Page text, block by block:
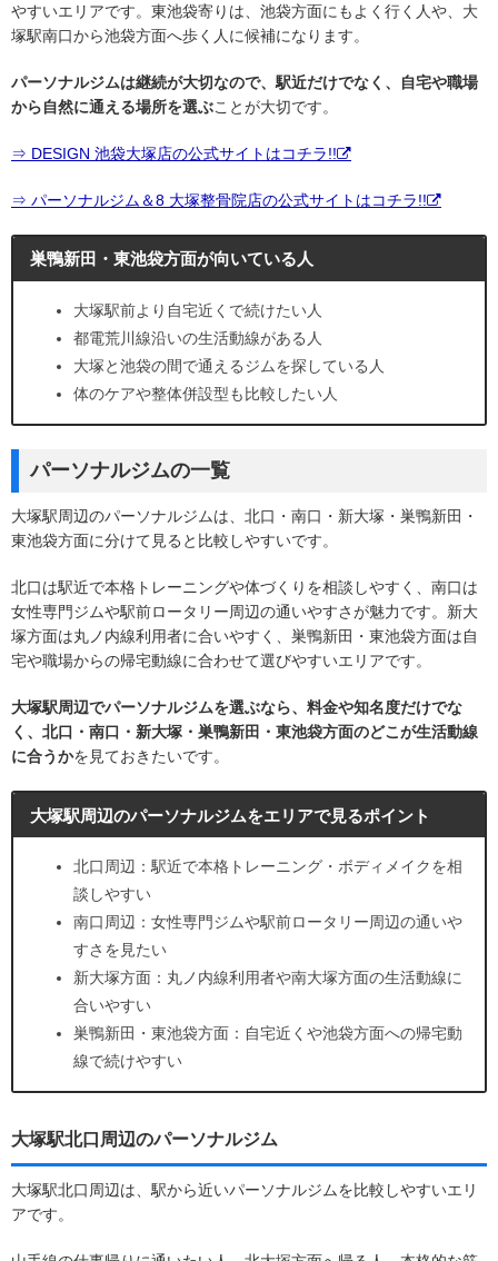
やすいエリアです。東池袋寄りは、池袋方面にもよく行く人や、大
塚駅南口から池袋方面へ歩く人に候補になります。
パーソナルジムは継続が大切なので、駅近だけでなく、自宅や職場
から自然に通える場所を選ぶことが大切です。
⇒ DESIGN 池袋大塚店の公式サイトはコチラ!!
⇒ パーソナルジム＆8 大塚整骨院店の公式サイトはコチラ!!
巣鴨新田・東池袋方面が向いている人
大塚駅前より自宅近くで続けたい人
都電荒川線沿いの生活動線がある人
大塚と池袋の間で通えるジムを探している人
体のケアや整体併設型も比較したい人
パーソナルジムの一覧
大塚駅周辺のパーソナルジムは、北口・南口・新大塚・巣鴨新田・
東池袋方面に分けて見ると比較しやすいです。
北口は駅近で本格トレーニングや体づくりを相談しやすく、南口は
女性専門ジムや駅前ロータリー周辺の通いやすさが魅力です。新大
塚方面は丸ノ内線利用者に合いやすく、巣鴨新田・東池袋方面は自
宅や職場からの帰宅動線に合わせて選びやすいエリアです。
大塚駅周辺でパーソナルジムを選ぶなら、料金や知名度だけでな
く、北口・南口・新大塚・巣鴨新田・東池袋方面のどこが生活動線
に合うかを見ておきたいです。
大塚駅周辺のパーソナルジムをエリアで見るポイント
北口周辺：駅近で本格トレーニング・ボディメイクを相
談しやすい
南口周辺：女性専門ジムや駅前ロータリー周辺の通いや
すさを見たい
新大塚方面：丸ノ内線利用者や南大塚方面の生活動線に
合いやすい
巣鴨新田・東池袋方面：自宅近くや池袋方面への帰宅動
線で続けやすい
大塚駅北口周辺のパーソナルジム
大塚駅北口周辺は、駅から近いパーソナルジムを比較しやすいエリ
アです。